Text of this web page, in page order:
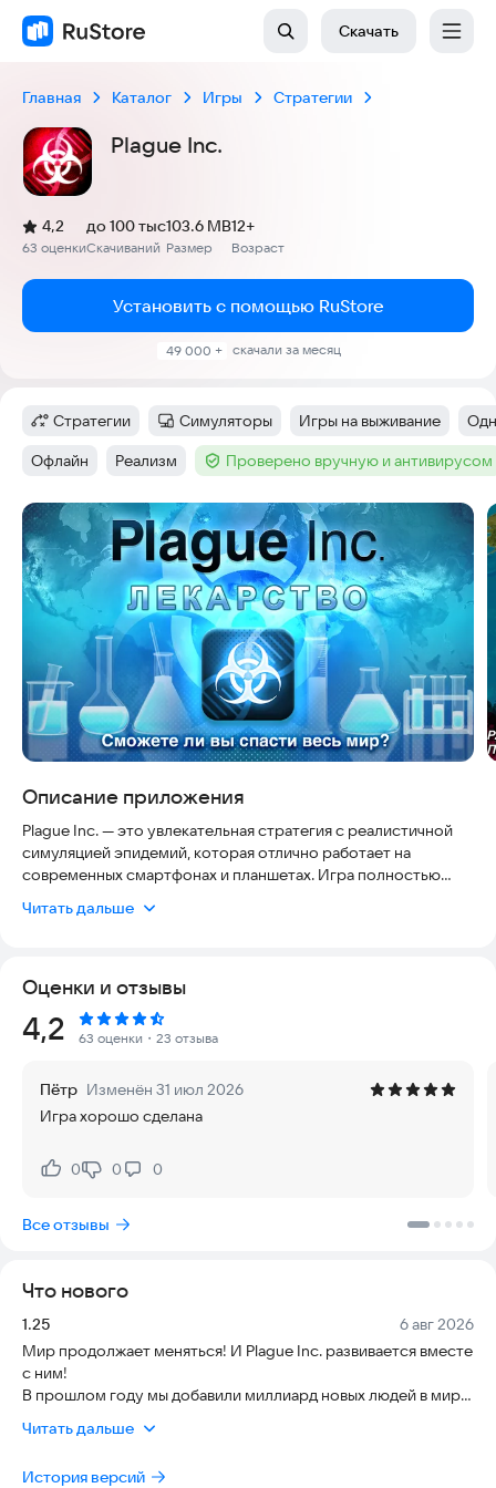
Скачать
Главная Каталог Игры Стратегии
Plague Inc.
Рейтинг:
4,2
(
63 оценки
)
Скачиваний
до 100 тыс
Размер
103.6 MB
Возраст
12+
Установить с помощью RuStore
49 000 + скачали за месяц
Категория:
Стратегии Категория:
Симуляторы Тег:
Игры на выживание Тег:
Тег:
Офлайн Тег:
Реализм Тег :Проверено вручную и антивирусом
Скриншоты
Описание приложения
Plague Inc. — это увлекательная стратегия с реалистичной
симуляцией эпидемий, которая отлично работает на
современных смартфонах и планшетах. Игра полностью
постоянном подключении к интернету, что делает её
интересна.
Ваш патоген уже заразил первого человека. Ваша главная
задача — создать смертоносную болезнь и распространить
При этом вам предстоит противостоять всем защитным
мерам, которые предпримет мир.
Игра отличается продуманной механикой и новым игровым
процессом, созданным специально для сенсорных экранов.
сражаетесь против всего мира, и выживает сильнейший!
использованные в игре.
Особенности:
● Гиперреалистичный мир с умным искусственным
интеллектом, который управляет развитием эпидемии
доступная в любой момент
Читать дальше
Оценки и отзывы
Рейтинг:
4,2 63 оценки ・23 отзыва
Пётр Изменён 31 июл 2026
Игра хорошо сделана
Нравится:
0Не нравится:
0 0
Все отзывы
Что нового
Версия:
1.25 Дата:
6 авг 2026
Мир продолжает меняться! И Plague Inc. развивается вместе
с ним!
В прошлом году мы добавили миллиард новых людей в мир
кого заражать.
глобальные данные Всемирного банка, чтобы обновить
Читать дальше
История версий